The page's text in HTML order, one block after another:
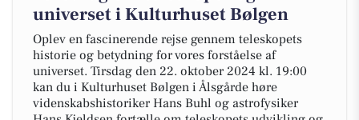
universet i Kulturhuset Bølgen
Oplev en fascinerende rejse gennem teleskopets
historie og betydning for vores forståelse af
universet. Tirsdag den 22. oktober 2024 kl. 19:00
kan du i Kulturhuset Bølgen i Ålsgårde høre
videnskabshistoriker Hans Buhl og astrofysiker